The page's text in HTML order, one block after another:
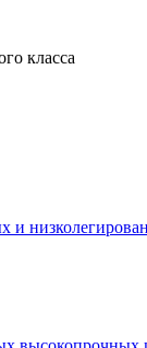
класса
и